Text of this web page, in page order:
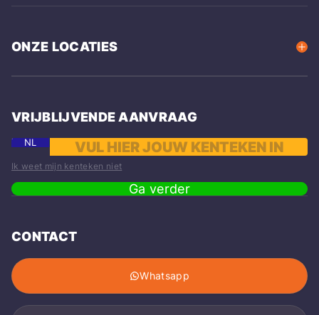
ONZE LOCATIES
VRIJBLIJVENDE AANVRAAG
NL
Ik weet mijn kenteken niet
Ga verder
CONTACT
Whatsapp